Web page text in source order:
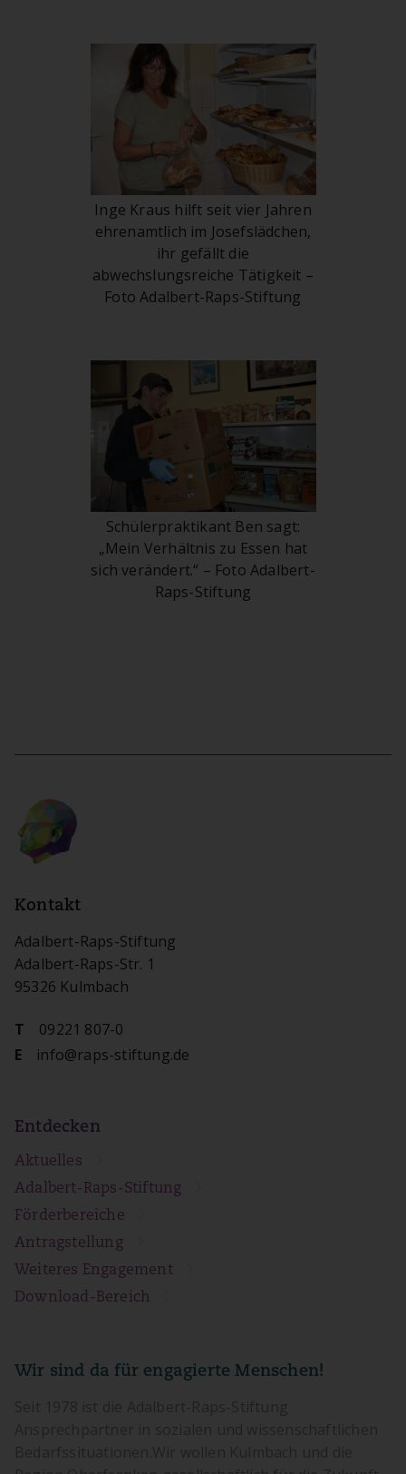
Inge Kraus hilft seit vier Jahren
ehrenamtlich im Josefslädchen,
ihr gefällt die
abwechslungsreiche Tätigkeit –
Foto Adalbert-Raps-Stiftung
Schülerpraktikant Ben sagt:
„Mein Verhältnis zu Essen hat
sich verändert.“ – Foto Adalbert-
Raps-Stiftung
Kontakt
Adalbert-Raps-Stiftung
Adalbert-Raps-Str. 1
95326 Kulmbach
T
09221 807-0
E
info@raps-stiftung.de
Entdecken
Aktuelles
Adalbert-Raps-Stiftung
Förderbereiche
Antragstellung
Weiteres Engagement
Download-Bereich
Wir sind da für engagierte Menschen!